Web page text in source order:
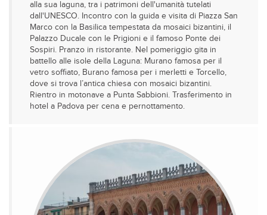
alla sua laguna, tra i patrimoni dell'umanità tutelati
dall'UNESCO. Incontro con la guida e visita di Piazza San
Marco con la Basilica tempestata da mosaici bizantini, il
Palazzo Ducale con le Prigioni e il famoso Ponte dei
Sospiri. Pranzo in ristorante. Nel pomeriggio gita in
battello alle isole della Laguna: Murano famosa per il
vetro soffiato, Burano famosa per i merletti e Torcello,
dove si trova l’antica chiesa con mosaici bizantini.
Rientro in motonave a Punta Sabbioni. Trasferimento in
hotel a Padova per cena e pernottamento.